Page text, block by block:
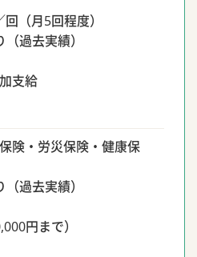
（月5回程度）
過去実績）
支給
険・労災保険・健康保
過去実績）
円まで）